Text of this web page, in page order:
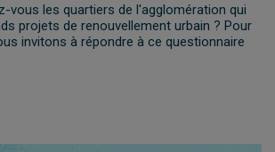
vous les quartiers de l'agglomération qui
projets de renouvellement urbain ? Pour
invitons à répondre à ce questionnaire